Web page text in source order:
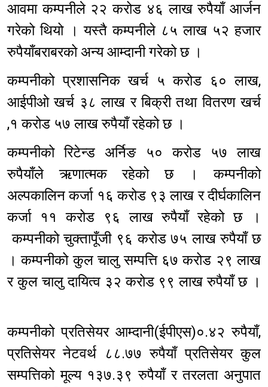
आवमा कम्पनीले २२ करोड ४६ लाख रुपैयाँ आर्जन
गरेको थियो । यस्तै कम्पनीले ८५ लाख ५२ हजार
रुपैयाँबराबरको अन्य आम्दानी गरेको छ ।
कम्पनीको प्रशासनिक खर्च ५ करोड ६० लाख,
आईपीओ खर्च ३८ लाख र बिक्री तथा वितरण खर्च
,१ करोड ५७ लाख रुपैयाँ रहेको छ ।
कम्पनीको रिटेन्ड अर्निङ ५० करोड ५७ लाख
रुपैयाँले ऋणात्मक रहेको छ । कम्पनीको
अल्पकालिन कर्जा १६ करोड ९३ लाख र दीर्घकालिन
कर्जा ११ करोड ९६ लाख रुपैयाँ रहेको छ ।
कम्पनीको चुक्तापूँजी ९६ करोड ७५ लाख रुपैयाँ छ
। कम्पनीको कुल चालु सम्पत्ति ६७ करोड २९ लाख
र कुल चालु दायित्व ३२ करोड ९९ लाख रुपैयाँ छ ।
कम्पनीको प्रतिसेयर आम्दानी(ईपीएस)०.४२ रुपैयाँ,
प्रतिसेयर नेटवर्थ ८८.७७ रुपैयाँ प्रतिसेयर कुल
सम्पत्तिको मूल्य १३७.३९ रुपैयाँ र तरलता अनुपात